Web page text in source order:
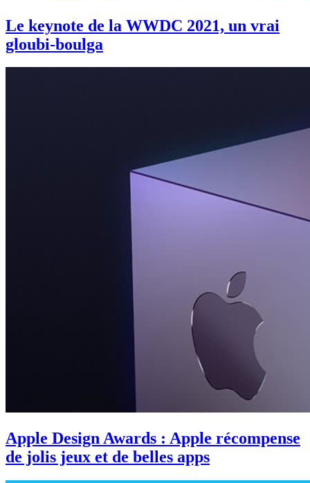
Le keynote de la WWDC 2021, un vrai
gloubi-boulga
Apple Design Awards : Apple récompense
de jolis jeux et de belles apps